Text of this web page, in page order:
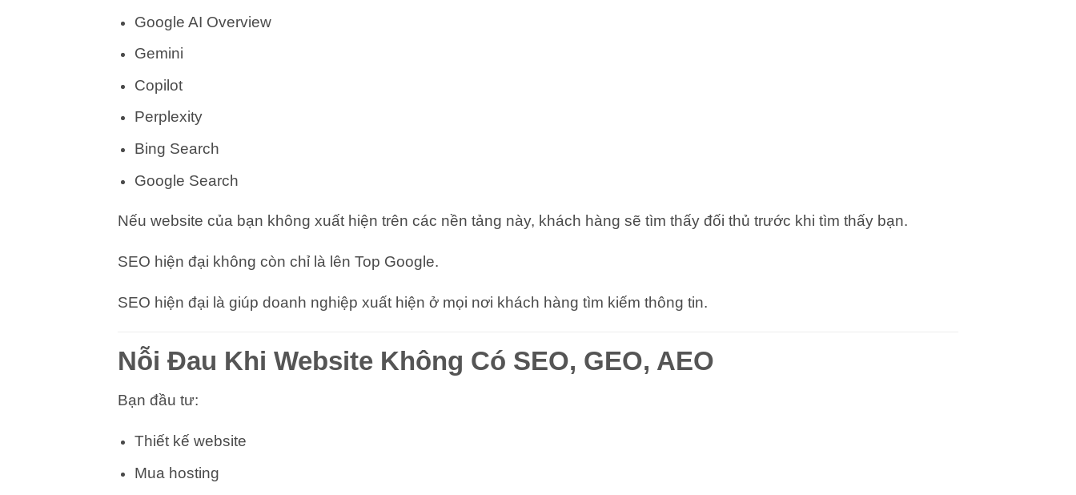
Google AI Overview
Gemini
Copilot
Perplexity
Bing Search
Google Search
Nếu website của bạn không xuất hiện trên các nền tảng này, khách hàng sẽ tìm thấy đối thủ trước khi tìm thấy bạn.
SEO hiện đại không còn chỉ là lên Top Google.
SEO hiện đại là giúp doanh nghiệp xuất hiện ở mọi nơi khách hàng tìm kiếm thông tin.
Nỗi Đau Khi Website Không Có SEO, GEO, AEO
Bạn đầu tư:
Thiết kế website
Mua hosting